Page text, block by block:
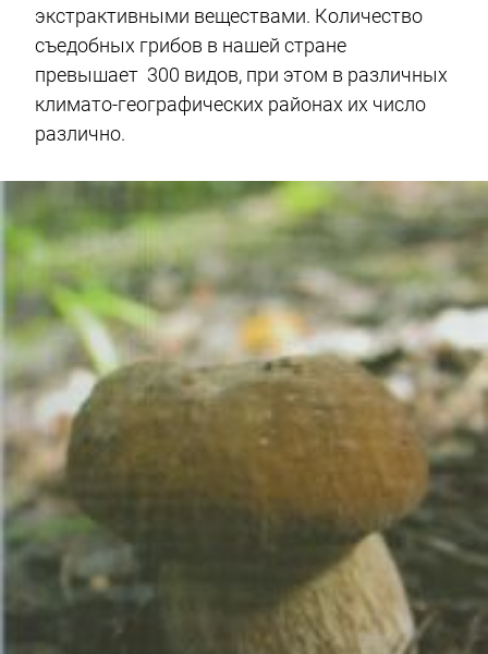
экстрактивными веществами. Количество
съедобных грибов в нашей стране
превышает 300 видов, при этом в различных
климато-географических районах их число
различно.